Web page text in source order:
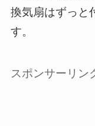
換気扇はずっと
す。
スポンサーリン